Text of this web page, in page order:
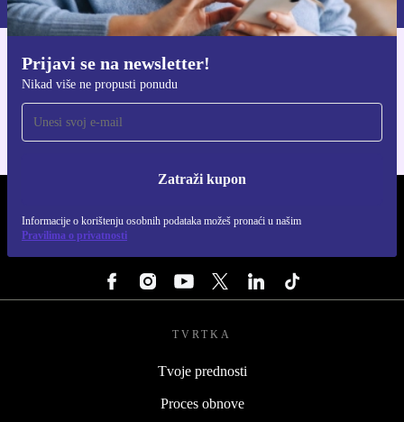
Prijavi se na newsletter!
Nikad više ne propusti ponudu
Zatraži kupon
Informacije o korištenju osobnih podataka možeš pronaći u našim
Pravilima o privatnosti
Preuzmi refurbed aplikaciju
Za iOS i Android
TVRTKA
Tvoje prednosti
Proces obnove